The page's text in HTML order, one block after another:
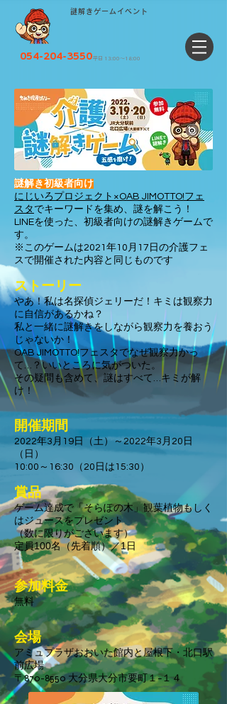
謎解きゲームイベント
054-204-3550 平日 13:00〜18:00
謎解き初級者向け
にじいろプロジェクト×OAB JIMOTTO!フェ
スタ でキーワードを集め、謎を解こう！
LINEを使った、初級者向けの謎解きゲームで
す。
※このゲームは2021年10月17日の介護フェ
スで開催された内容と同じものです
ストーリー
やあ！私は名探偵ジェリーだ！キミは観察力
に自信があるかね？
私と一緒に謎解きをしながら観察力を養おう
じゃないか！
OAB JIMOTTO!フェスタでなぜ観察力かっ
て…？いいところに気がついた。
その疑問も含めて、謎はすべて…キミが解
け！
開催期間
2022年3月19日（土）～2022年3月20日
（日）
10:00～16:30（20日は15:30）
賞品
ゲーム達成で「そらぽの木」観葉植物もしく
はジュースをプレゼント
（数に限りがございます）
定員100名（先着順）／1日
参加料金
​無料
会場
アミュプラザおおいた館内と屋根下・北口駅
前広場
〒870-8550 大分県大分市要町１−１４